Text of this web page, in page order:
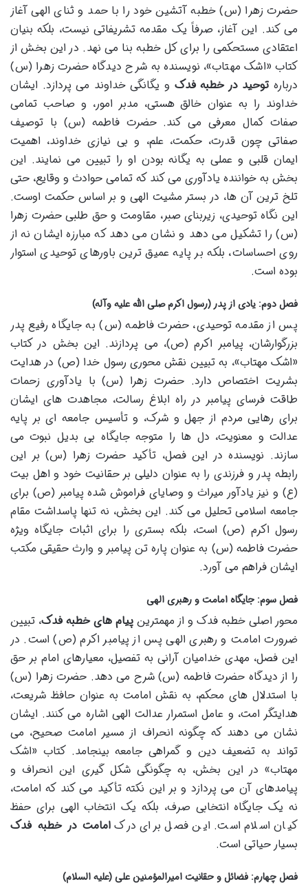
حضرت زهرا (س) خطبه آتشین خود را با حمد و ثنای الهی آغاز
می کند. این آغاز، صرفاً یک مقدمه تشریفاتی نیست، بلکه بنیان
اعتقادی مستحکمی را برای کل خطبه بنا می نهد. در این بخش از
کتاب «اشک مهتاب»، نویسنده به شرح دیدگاه حضرت زهرا (س)
درباره توحید در خطبه فدک و یگانگی خداوند می پردازد. ایشان
خداوند را به عنوان خالق هستی، مدبر امور، و صاحب تمامی
صفات کمال معرفی می کند. حضرت فاطمه (س) با توصیف
صفاتی چون قدرت، حکمت، علم، و بی نیازی خداوند، اهمیت
ایمان قلبی و عملی به یگانه بودن او را تبیین می نمایند. این
بخش به خواننده یادآوری می کند که تمامی حوادث و وقایع، حتی
تلخ ترین آن ها، در بستر مشیت الهی و بر اساس حکمت اوست.
این نگاه توحیدی، زیربنای صبر، مقاومت و حق طلبی حضرت زهرا
(س) را تشکیل می دهد و نشان می دهد که مبارزه ایشان نه از
روی احساسات، بلکه بر پایه عمیق ترین باورهای توحیدی استوار
بوده است.
فصل دوم: یادی از پدر (رسول اکرم صلی الله علیه وآله)
پس از مقدمه توحیدی، حضرت فاطمه (س) به جایگاه رفیع پدر
بزرگوارشان، پیامبر اکرم (ص)، می پردازند. این بخش در کتاب
«اشک مهتاب»، به تبیین نقش محوری رسول خدا (ص) در هدایت
بشریت اختصاص دارد. حضرت زهرا (س) با یادآوری زحمات
طاقت فرسای پیامبر در راه ابلاغ رسالت، مجاهدت های ایشان
برای رهایی مردم از جهل و شرک، و تأسیس جامعه ای بر پایه
عدالت و معنویت، دل ها را متوجه جایگاه بی بدیل نبوت می
سازند. نویسنده در این فصل، تأکید حضرت زهرا (س) بر این
رابطه پدر و فرزندی را به عنوان دلیلی بر حقانیت خود و اهل بیت
(ع) و نیز یادآور میراث و وصایای فراموش شده پیامبر (ص) برای
جامعه اسلامی تحلیل می کند. این بخش، نه تنها پاسداشت مقام
رسول اکرم (ص) است، بلکه بستری را برای اثبات جایگاه ویژه
حضرت فاطمه (س) به عنوان پاره تن پیامبر و وارث حقیقی مکتب
ایشان فراهم می آورد.
فصل سوم: جایگاه امامت و رهبری الهی
محور اصلی خطبه فدک و از مهمترین پیام های خطبه فدک، تبیین
ضرورت امامت و رهبری الهی پس از پیامبر اکرم (ص) است. در
این فصل، مهدی خدامیان آرانی به تفصیل، معیارهای امام بر حق
را از دیدگاه حضرت فاطمه (س) شرح می دهد. حضرت زهرا (س)
با استدلال های محکم، به نقش امامت به عنوان حافظ شریعت،
هدایتگر امت، و عامل استمرار عدالت الهی اشاره می کنند. ایشان
نشان می دهند که چگونه انحراف از مسیر امامت صحیح، می
تواند به تضعیف دین و گمراهی جامعه بینجامد. کتاب «اشک
مهتاب» در این بخش، به چگونگی شکل گیری این انحراف و
پیامدهای آن می پردازد و بر این نکته تأکید می کند که امامت،
نه یک جایگاه انتخابی صرف، بلکه یک انتخاب الهی برای حفظ
کیان اسلام است. این فصل برای درک امامت در خطبه فدک
بسیار حیاتی است.
فصل چهارم: فضائل و حقانیت امیرالمؤمنین علی (علیه السلام)